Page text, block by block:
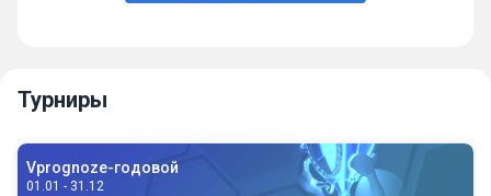
Турниры
Vprognoze-годовой
01.01 - 31.12